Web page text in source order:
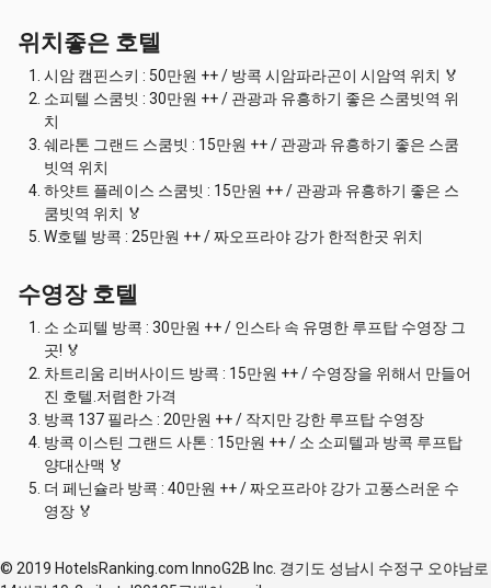
위치좋은 호텔
시암 캠핀스키 : 50만원 ++ / 방콕 시암파라곤이 시암역 위치 🏅
소피텔 스쿰빗 : 30만원 ++ / 관광과 유흥하기 좋은 스쿰빗역 위
치
쉐라톤 그랜드 스쿰빗 : 15만원 ++ / 관광과 유흥하기 좋은 스쿰
빗역 위치
하얏트 플레이스 스쿰빗 : 15만원 ++ / 관광과 유흥하기 좋은 스
쿰빗역 위치 🏅
W호텔 방콕 : 25만원 ++ / 짜오프라야 강가 한적한곳 위치
수영장 호텔
소 소피텔 방콕 : 30만원 ++ / 인스타 속 유명한 루프탑 수영장 그
곳! 🏅
차트리움 리버사이드 방콕 : 15만원 ++ / 수영장을 위해서 만들어
진 호텔.저렴한 가격
방콕 137 필라스 : 20만원 ++ / 작지만 강한 루프탑 수영장
방콕 이스틴 그랜드 사톤 : 15만원 ++ / 소 소피텔과 방콕 루프탑
양대산맥 🏅
더 페닌슐라 방콕 : 40만원 ++ / 짜오프라야 강가 고풍스러운 수
영장 🏅
© 2019 HotelsRanking.com InnoG2B Inc. 경기도 성남시 수정구 오야남로